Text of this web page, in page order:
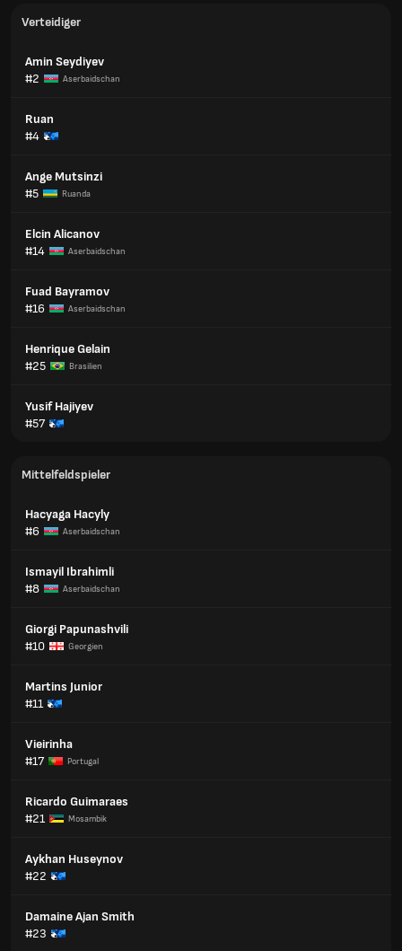
Verteidiger
Amin Seydiyev
#2
Aserbaidschan
Ruan
#4
Ange Mutsinzi
#5
Ruanda
Elcin Alicanov
#14
Aserbaidschan
Fuad Bayramov
#16
Aserbaidschan
Henrique Gelain
#25
Brasilien
Yusif Hajiyev
#57
Mittelfeldspieler
Hacyaga Hacyly
#6
Aserbaidschan
Ismayil Ibrahimli
#8
Aserbaidschan
Giorgi Papunashvili
#10
Georgien
Martins Junior
#11
Vieirinha
#17
Portugal
Ricardo Guimaraes
#21
Mosambik
Aykhan Huseynov
#22
Damaine Ajan Smith
#23